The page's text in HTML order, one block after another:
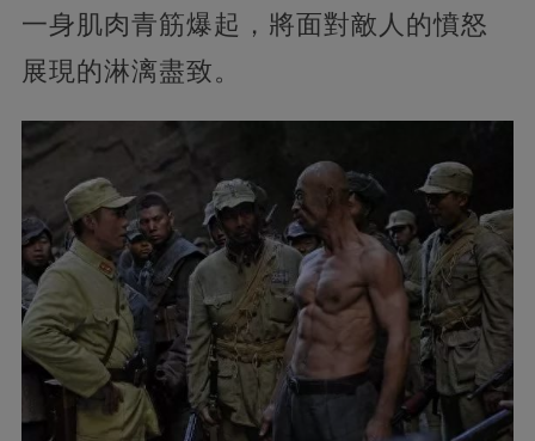
一身肌肉青筋爆起，將面對敵人的憤怒
展現的淋漓盡致。